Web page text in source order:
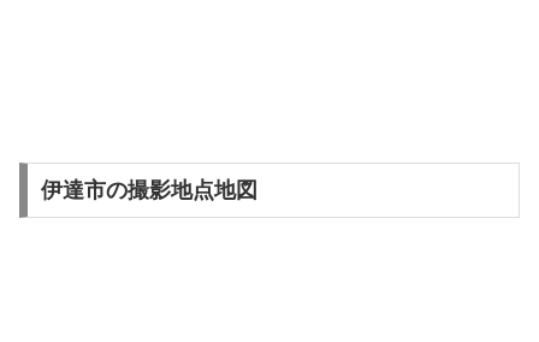
伊達市の撮影地点地図